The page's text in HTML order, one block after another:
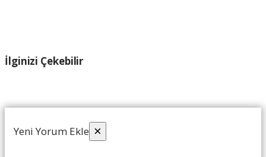
İlginizi Çekebilir
Yeni Yorum Ekle ×